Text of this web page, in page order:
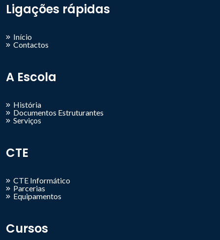
Ligações rápidas
Início
Contactos
A Escola
História
Documentos Estruturantes
Serviços
CTE
CTE Informático
Parcerias
Equipamentos
Cursos